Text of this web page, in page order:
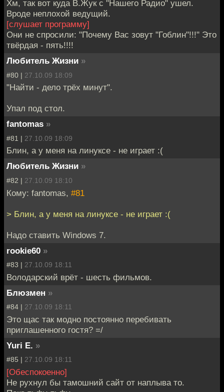
Хм, так вот куда В.Жук с "Нашего Радио" ушел.
Вроде неплохой ведущий.
[слушает программу]
Они не спросили: "Почему Вас зовут "Гоблин"!!!" Это
твёрдая - пять!!!!
Любитель Жизни »
#80 | 27.10.09 18:09
"Найти - дело трёх минут".
Упал под стол.
fantomas »
#81 | 27.10.09 18:09
Блин, а у меня на линуксе - не играет :(
Любитель Жизни »
#82 | 27.10.09 18:10
Кому: fantomas, #81
> Блин, а у меня на линуксе - не играет :(
Надо ставить Windows 7.
rookie60 »
#83 | 27.10.09 18:11
Володарский врёт - шесть фильмов.
Блюзмен »
#84 | 27.10.09 18:11
Это щас так модно постоянно перебивать
приглашенного гостя? =/
Yuri E. »
#85 | 27.10.09 18:11
[Обеспокоенно]
Не рухнул бы тамошний сайт от наплыва то.